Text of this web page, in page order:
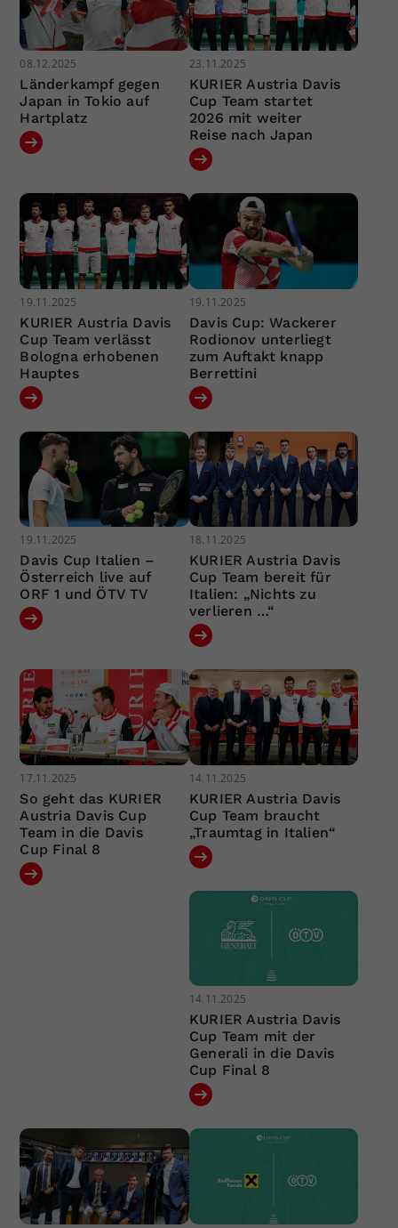
08.12.2025
Länderkampf gegen
Japan in Tokio auf
Hartplatz
23.11.2025
KURIER Austria Davis
Cup Team startet
2026 mit weiter
Reise nach Japan
19.11.2025
KURIER Austria Davis
Cup Team verlässt
Bologna erhobenen
Hauptes
19.11.2025
Davis Cup: Wackerer
Rodionov unterliegt
zum Auftakt knapp
Berrettini
19.11.2025
Davis Cup Italien –
Österreich live auf
ORF 1 und ÖTV TV
18.11.2025
KURIER Austria Davis
Cup Team bereit für
Italien: „Nichts zu
verlieren …“
17.11.2025
So geht das KURIER
Austria Davis Cup
Team in die Davis
Cup Final 8
14.11.2025
KURIER Austria Davis
Cup Team braucht
„Traumtag in Italien“
14.11.2025
KURIER Austria Davis
Cup Team mit der
Generali in die Davis
Cup Final 8